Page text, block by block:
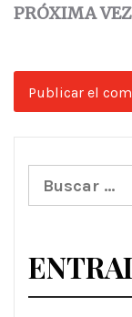
PRÓXIMA
Buscar: